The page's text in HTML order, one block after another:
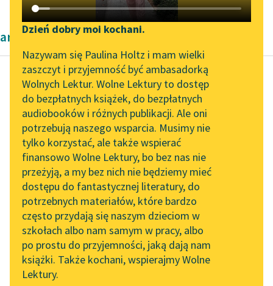
Katalog DAISY
Podkasty o książkach
Zgłoś brak utworu
Aktualności
Spotkanie z Katarzyną
Tunkiel w Oslo
Wolne Lektury na 32.
Pol’and’Rock Festivalu
„Kochanek Lady
Chatterley” do słuchania
na Wolnych Lekturach
Nowy audiobook –
„Marzenie o Oriencie”
Sophie Elkan
Kolekcja Nadwyraz.com x
Wolne Lektury – idealna na
Narzędzia
Mapa Wolnych Lektur
Leśmianator
Przewodnik dla piszących i
czytających
API
OAI-PMH
Widget Wolnych Lektur
Przypisy
Dzień dobry moi kochani.
Nazywam się Paulina Holtz i mam wielki
zaszczyt i przyjemność być ambasadorką
Wolnych Lektur. Wolne Lektury to dostęp
do bezpłatnych książek, do bezpłatnych
audiobooków i różnych publikacji. Ale oni
potrzebują naszego wsparcia. Musimy nie
tylko korzystać, ale także wspierać
finansowo Wolne Lektury, bo bez nas nie
przeżyją, a my bez nich nie będziemy mieć
dostępu do fantastycznej literatury, do
potrzebnych materiałów, które bardzo
często przydają się naszym dzieciom w
szkołach albo nam samym w pracy, albo
po prostu do przyjemności, jaką dają nam
książki. Także kochani, wspierajmy Wolne
Lektury.
artykuły naukowe
Cecylia Walewska
Kobieta polska w
nauce
Czy wielki napływ
kobiet na wydział
filozoficzny wróży
nowy rozkwit tej nauki
i nowe jej...
Czytaj więcej